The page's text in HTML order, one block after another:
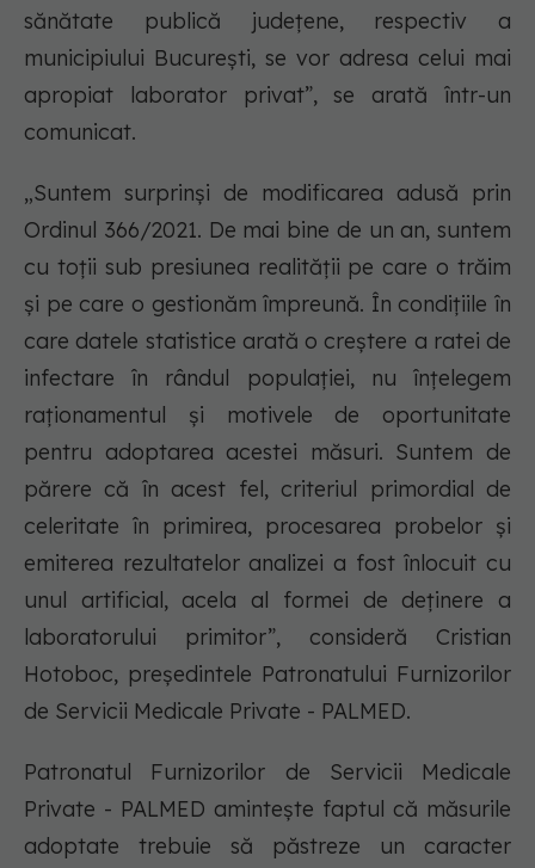
sănătate publică județene, respectiv a
municipiului București, se vor adresa celui mai
apropiat laborator privat”, se arată într-un
comunicat.
„Suntem surprinși de modificarea adusă prin
Ordinul 366/2021. De mai bine de un an, suntem
cu toții sub presiunea realității pe care o trăim
și pe care o gestionăm împreună. În condițiile în
care datele statistice arată o creștere a ratei de
infectare în rândul populației, nu înțelegem
raționamentul și motivele de oportunitate
pentru adoptarea acestei măsuri. Suntem de
părere că în acest fel, criteriul primordial de
celeritate în primirea, procesarea probelor și
emiterea rezultatelor analizei a fost înlocuit cu
unul artificial, acela al formei de deținere a
laboratorului primitor”, consideră Cristian
Hotoboc, președintele Patronatului Furnizorilor
de Servicii Medicale Private - PALMED.
Patronatul Furnizorilor de Servicii Medicale
Private - PALMED amintește faptul că măsurile
adoptate trebuie să păstreze un caracter